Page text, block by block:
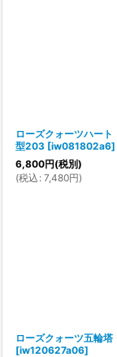
ローズクォーツハート
型203 [iw081802a6]
6,800円(税別)
(税込 : 7,480円)
ローズクォーツ五輪塔
[iw120627a06]